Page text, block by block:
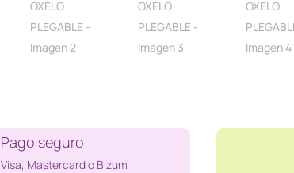
Pago seguro
Visa, Mastercard o Bizum